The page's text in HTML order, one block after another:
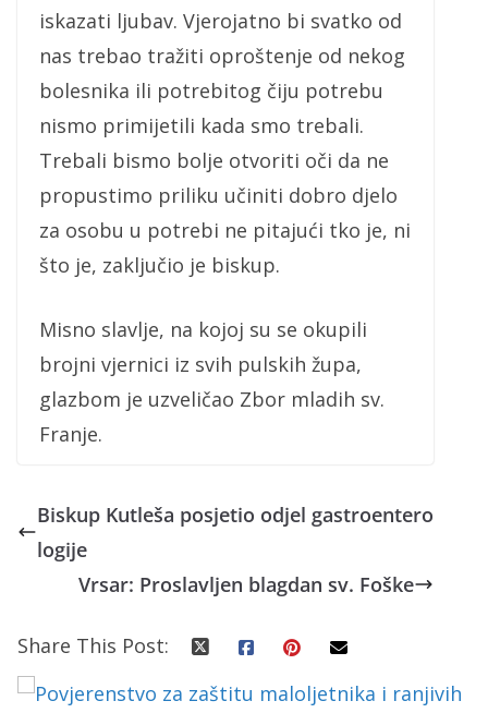
iskazati ljubav. Vjerojatno bi svatko od
nas trebao tražiti oproštenje od nekog
bolesnika ili potrebitog čiju potrebu
nismo primijetili kada smo trebali.
Trebali bismo bolje otvoriti oči da ne
propustimo priliku učiniti dobro djelo
za osobu u potrebi ne pitajući tko je, ni
što je, zaključio je biskup.
Misno slavlje, na kojoj su se okupili
brojni vjernici iz svih pulskih župa,
glazbom je uzveličao Zbor mladih sv.
Franje.
Biskup Kutleša posjetio odjel gastroentero
logije
Vrsar: Proslavljen blagdan sv. Foške
Share This Post: